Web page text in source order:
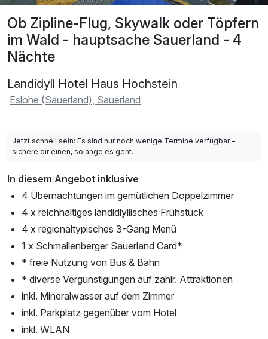
Ob Zipline-Flug, Skywalk oder Töpfern
im Wald - hauptsache Sauerland - 4
Nächte
Landidyll Hotel Haus Hochstein
Eslohe (Sauerland), Sauerland
Jetzt schnell sein: Es sind nur noch wenige Termine verfügbar –
sichere dir einen, solange es geht.
In diesem Angebot inklusive
4 Übernachtungen im gemütlichen Doppelzimmer
4 x reichhaltiges landidlyllisches Frühstück
4 x regionaltypisches 3-Gang Menü
1 x Schmallenberger Sauerland Card*
* freie Nutzung von Bus & Bahn
* diverse Vergünstigungen auf zahlr. Attraktionen
inkl. Mineralwasser auf dem Zimmer
inkl. Parkplatz gegenüber vom Hotel
inkl. WLAN